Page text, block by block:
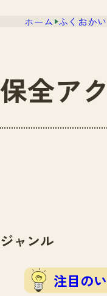
ホーム ふくおか
保全ア
ジャンル
注目の